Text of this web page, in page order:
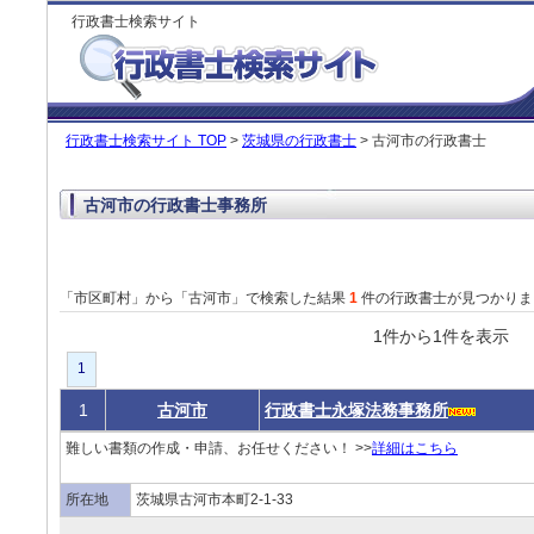
行政書士検索サイト
行政書士検索サイト TOP > 茨城県の行政書士 > 古河市の行政書士
古河市の行政書士事務所
「市区町村」から「古河市」で検索した結果 1 件の行政書士が見つかり
1件から1件を表
1
1 古河市 行政書士永塚法務事務所
難しい書類の作成・申請、お任せください！ >>詳細はこちら
所在地 茨城県古河市本町2-1-33